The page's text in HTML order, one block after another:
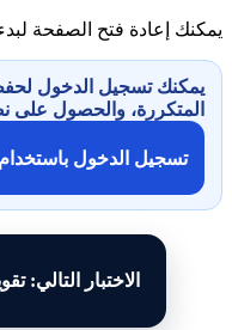
يمكنك إعادة فتح الصفحة
يمكنك تسجيل الدخول
المتكررة، والحصول على
تسجيل الدخول باستخدام Google
الاختبار التالي: